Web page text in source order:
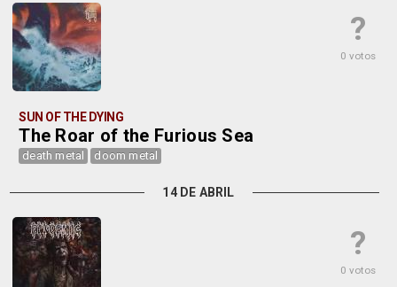
?
0 votos
SUN OF THE DYING
The Roar of the Furious Sea
death metal doom metal
14 DE ABRIL
?
0 votos